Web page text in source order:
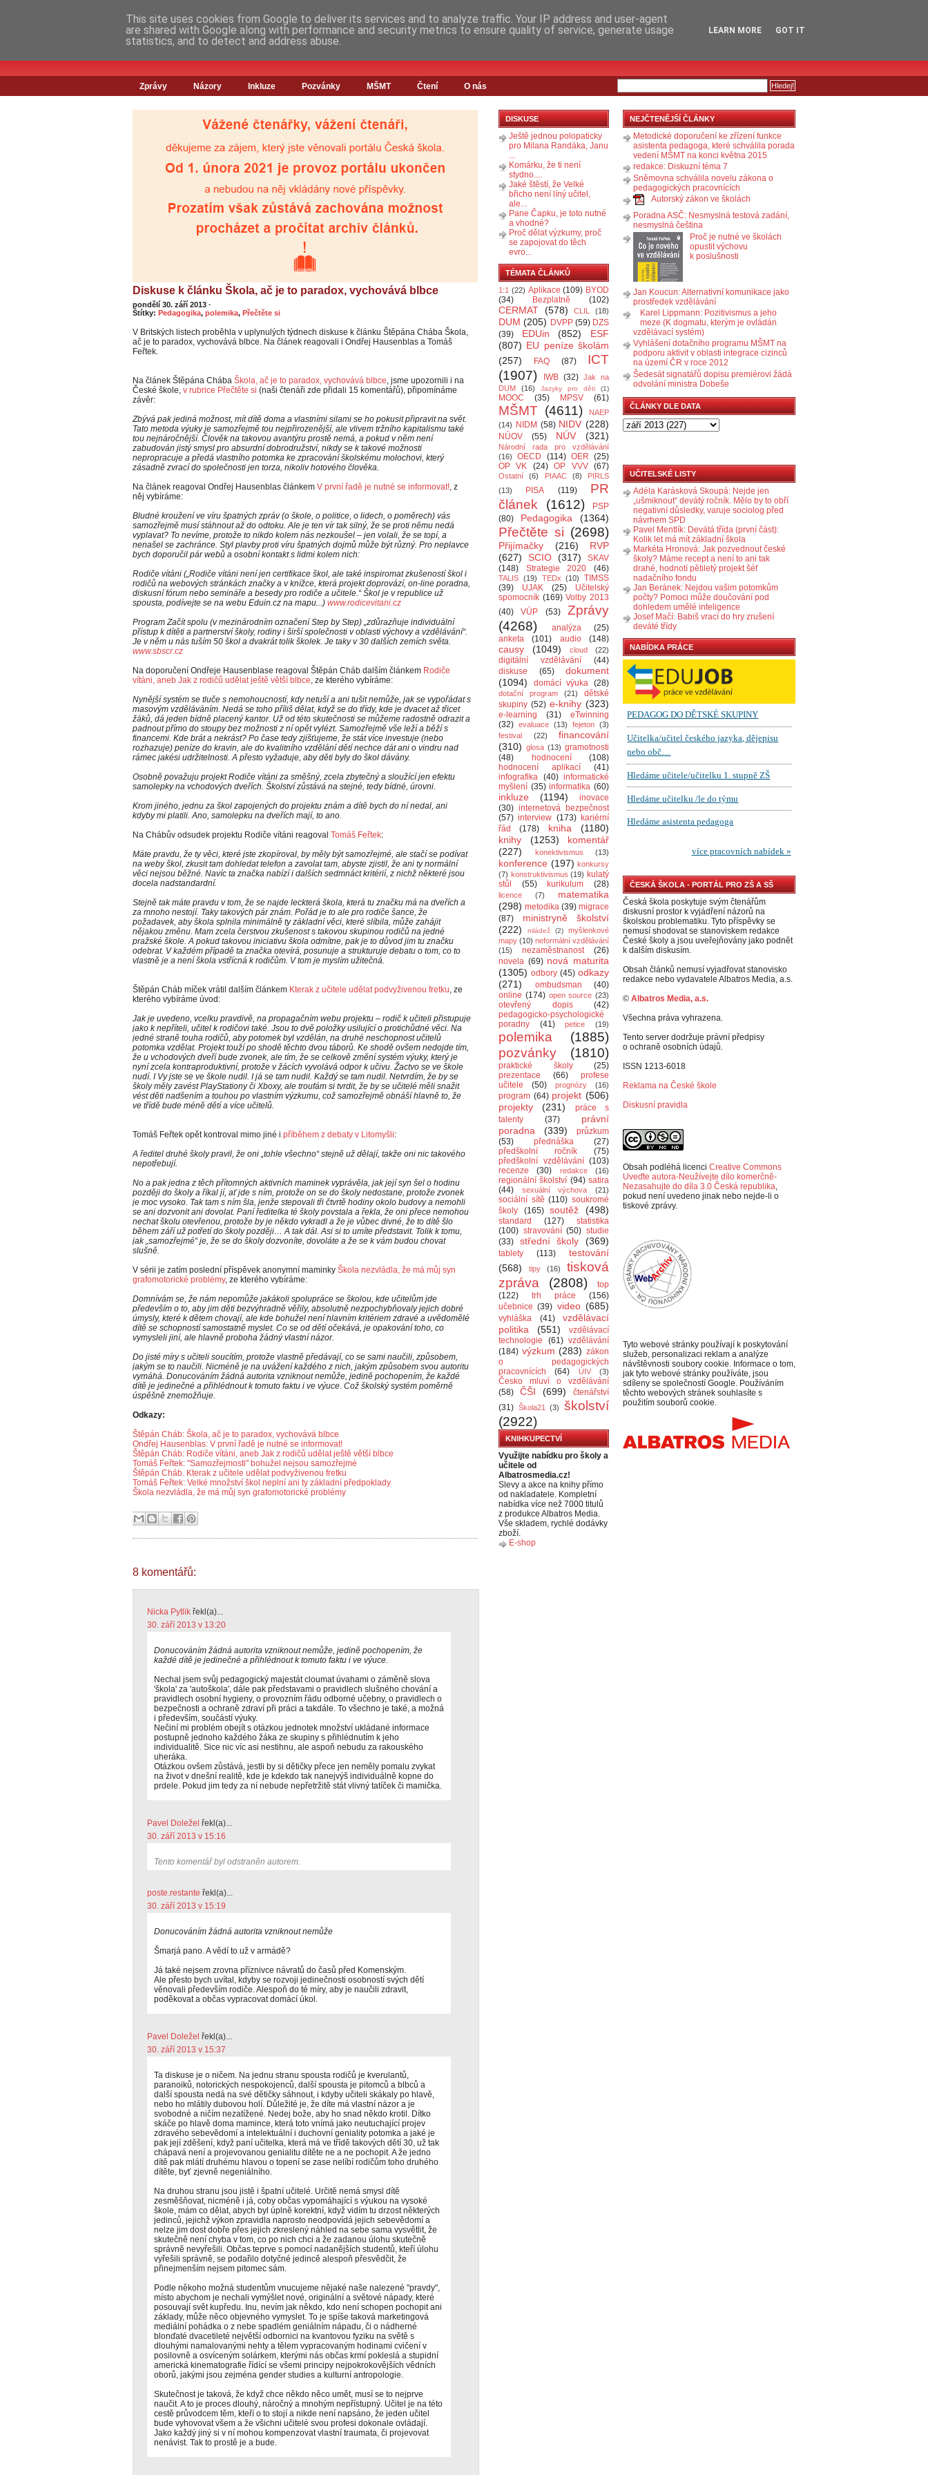
Zprávy Názory Inkluze Pozvánky MŠMT Čtení O nás
Diskuse k článku Škola, ač je to paradox, vychovává blbce
pondělí 30. září 2013 ·
Štítky: Pedagogika, polemika, Přečtěte si
V Britských listech proběhla v uplynulých týdnech diskuse k článku Štěpána Chába Škola,
ač je to paradox, vychovává blbce. Na článek reagovali i Ondřej Hausenblas a Tomáš
Feřtek.
Na článek Štěpána Chába Škola, ač je to paradox, vychovává blbce, jsme upozornili i na
České škole, v rubrice Přečtěte si (naši čtenáři zde přidali 15 komentářů), připomínáme
závěr:
Zbývá pak jediná možnost, mít dítě doma a vlastními silami se ho pokusit připravit na svět.
Tato metoda výuky je samozřejmě tou nejpřirozenější, ale vlivem tržního kapitalismu také
tou nejnáročnější. Člověk na takovou avantýru prostě nemá, a pokud v něm není
zabudován jistý smysl pro absurdní dobrodružství, nikdy se k takové možnosti
nepropracuje a předá vlastního potomka ke zpracování školskému molochovi, který
zásadně zvrací do společnosti jen torza, nikoliv hotového člověka.
Na článek reagoval Ondřej Hausenblas článkem V první řadě je nutné se informovat!, z
něj vybíráme:
Bludné kroužení ve víru špatných zpráv (o škole, o politice, o lidech, o poměrech) vás
samozřejmě musí stáhnout až do odtoku. Ale je ten vír tak silný, že se proti němu nedá
vyplavat? To nevíme, protože to nikdo kolem nás nezkoušel – jen volali, že se topí, a
nenašel se zachránce. Styl plavby proti víru špatných dojmů může být různý. Pro neplavce
bych doporučil pár webů a osobní kontakt s lidmi kolem nich:
Rodiče vítáni („Rodiče vítáni není jen certifikace škol, ale také inspiromat zkušeností škol i
rodičů na webových stránkách značky a v knížce, která projekt doprovází, on-line poradna,
diskusní fórum nebo semináře a besedy pro rodiče a učitele.“ Škol je v republice už
spousta, podívejte se na webu Eduin.cz na mapu...) www.rodicevitani.cz
Program Začít spolu (v mezinárodním označení Step by Step) „zdůrazňuje individuální
přístup k dítěti a partnerství školy, rodiny i širší společnosti v oblasti výchovy a vzdělávání“.
Je v něm u nás tuším 50 škol a dvakrát tolik školek. Je taky v 30 dalších zemích světa.
www.sbscr.cz
Na doporučení Ondřeje Hausenblase reagoval Štěpán Cháb dalším článkem Rodiče
vítáni, aneb Jak z rodičů udělat ještě větší blbce, ze kterého vybíráme:
Nynější systém se tluče s nemohoucností, kdy netuší a ani tušit nemůže, jak se vypořádat s
masovým vzděláváním. Nedá se toho příliš dělat, když se do třídy, kde je dvacet až třicet
žáků, dá jeden bídně placený kantor. Už od této skutečnosti se můžeme radostně odrazit a
padnout přímo do stoupy bez možnosti z ní opět vylézt. Samozřejmě vše leží a běží s
financemi. Kde brát a nekrást? Po čase tedy zjišťujeme, že stát více investuje (nebo
rozhazuje) peníze do kravin, ale do kvalitního vzdělání dětí nechce dát ani o vindru nad
rámec jakési udržitelnosti. A přesto vyžaduje, aby děti byly do škol dávány.
Osobně považuju projekt Rodiče vítáni za směšný, zcela zbytečný a sloužící jen efektu
samolepky na vchodových dveřích. Školství zůstává na stejné, tedy bídné, úrovni.
Krom jiného, jednu za škol zapojených do projektu znám a dítě bych do ní nedal, ani
kdyby mi platili. Ano, samolepku na dveřích mají, to ano.
Na Chábův odsudek projektu Rodiče vítáni reagoval Tomáš Feřtek:
Máte pravdu, že ty věci, které jste zkopíroval, by měly být samozřejmé, ale stačí se podívat
na weby škol, zkusit tam dohledat telefon a zavolat tam, abyste zjistil, že ani ty normální
věci nejsou běžné. Navíc ta značka nabízí i dalších sedmnáct kritérií, z nichž některé jsou
docela nadstandardní.
Stejně tak máte pravdu v tom, že se najde leckterá škola, která tu značku má na dveřích a
za mnoho nestojí. Taky takových pár znám. Pořád je to ale pro rodiče šance, že
požadavek, aby škola splnila minimálně ty základní věci, které slíbila, může zahájit
nějakou změnu. Mam zcela čerstvou zkušenost s takovou skupinou rodičů na jedné
pražské škole. A pokud takovou iniciativu škola odmítne, pak je to důvod jim tu značku
odebrat. V každém případě ta značka otevírá, posunuje a strukturuje debatu o tom, co to
vlastně je a není škola vstřícná k rodičům. V tom je myslím užitečná.
Štěpán Cháb míček vrátil dalším článkem Kterak z učitele udělat podvyživenou fretku, ze
kterého vybíráme úvod:
Jak je uvedeno, vcelku pravdivě, na propagačním webu projektu – rodič k učiteli přistupuje
jako k nepříteli, učitel k rodičovi také. Jsou to dvě položky usilující o protichůdné věci. Na
jedné straně touha rodičů, aby potomek byl vzdělán, na druhé neschopnost učitelů
potomka vzdělat. Projekt touží po shodě těchto dvou táborů. Ke shodě ovšem nedojde tím,
že u vchodových dveří bude zvonek, ale tím, že se celkově změní systém výuky, který je
nyní zcela kontraproduktivní, protože v žácích vyvolává odpor k učivu. Žactvo se ve škole
nudí. I Vy jste se ve škole nudil. I já se tam nudil. Každý se tam nudil. Netvrdím, že by se
školy měly zavést PlayStationy či Xboxy, ale troufám si tvrdit, že by se učitelé měli snažit
vést děti nadšením a touhou po vlastním výzkumu, což samozřejmě obnáší hlavně to, že
ve třídě bude méně dětí a více učitelů.
Tomáš Feřtek opět kontroval mimo jiné i příběhem z debaty v Litomyšli:
A ředitel druhé školy pravil, že oni „tohle všechno“ stejně už dělají, takže oni nic takového
nepotřebují.
No a pak jedna z těch přítomných aktivních maminek vyprávěla, jak její syn šel o hodinu
později do školy a říkal jí, ať jde s ním, protože on se do školy nedostane, protože zvonek
je moc vysoko. Tak tam s ním šla, jenže stepovali tři čtvrtě hodiny okolo budovy a nemohli
se ani dozvonit ani dovolat. Paní ředitelka té školy povstala a řekla, že oni přece nemohou
nechat školu otevřenou, protože by je někdo vykradl a že je vůbec divné, že to dítě šlo
během září už potřetí do školy později… A tak dál. Asi si to umíte představit. Tolik k tomu,
jak „samozřejmé“ je, že se do školy dozvoníte, dovoláte a že se k vám budou chovat
slušně.
V sérii je zatím poslední příspěvek anonymní maminky Škola nezvládla, že má můj syn
grafomotorické problémy, ze kterého vybíráme:
Domnívám se, že nám nepomůže jakákoli spolupráce se školou, kde učitelům jde
především o to, aby jim děti bezvýhradně věřily, absolutně nezpochybňovaly jejich dobré
úmysly, které k dětem chovají, ale kde bohužel není hlavním kritériem zdravé a uvědomělé
dítě se schopností samostatně myslet. Co se od dětí očekává, je opakování toho, co
vymysleli jiní, ale hlavně proboha žádný vlastní názor.
Do jisté míry s učiteli soucítím, protože vlastně předávají, co se sami naučili, způsobem,
jakým se to naučili. Nicméně je na uvážení každého z nich, jakým způsobem svou autoritu
vymáhá. Donucováním žádná autorita vzniknout nemůže, jedině pochopením, že každé
dítě je jedinečné a přihlédnout k tomuto faktu i ve výuce. Což školský systém poměrně
úspěšně znemožňuje.
Odkazy:
Štěpán Cháb: Škola, ač je to paradox, vychovává blbce
Ondřej Hausenblas: V první řadě je nutné se informovat!
Štěpán Cháb: Rodiče vítáni, aneb Jak z rodičů udělat ještě větší blbce
Tomáš Feřtek: "Samozřejmosti" bohužel nejsou samozřejmé
Štěpán Cháb. Kterak z učitele udělat podvyživenou fretku
Tomáš Feřtek: Velké množství škol neplní ani ty základní předpoklady
Škola nezvládla, že má můj syn grafomotorické problémy
8 komentářů:
Nicka Pytlik řekl(a)...
30. září 2013 v 13:20
Donucováním žádná autorita vzniknout nemůže, jedině pochopením, že
každé dítě je jedinečné a přihlédnout k tomuto faktu i ve výuce.
Nechal jsem svůj pedagogický majestát cloumat úvahami o záměně slova
'škola' za 'autoškola', dále pak představami o pravidlech slušného chování a
pravidlech osobní hygieny, o provozním řádu odborné učebny, o pravidlech o
bezpečnosti a ochraně zdraví při práci a takdále. To všechno je také, a možná
i především, součástí výuky.
Nečiní mi problém obejít s otázkou jednotek množství ukládané informace
postupně jednoho každého žáka ze skupiny s přihlédnutím k jeho
individualitě. Sice nic víc asi nestihnu, ale aspoň nebudu za rakouského
uheráka.
Otázkou ovšem zůstává, jestli by si dětičky přece jen neměly pomalu zvykat
na život v dnešní realitě, kde je kdekdo tak nanejvýš individuálně kopne do
prdele. Pokud jim tedy za ní nebude nepřetržitě stát vlivný tatíček či mamička.
Pavel Doležel řekl(a)...
30. září 2013 v 15:16
Tento komentář byl odstraněn autorem.
poste.restante řekl(a)...
30. září 2013 v 15:19
Donucováním žádná autorita vzniknout nemůže
Šmarjá pano. A vědí to už v armádě?
Já také nejsem zrovna příznivce návratů do časů před Komenským.
Ale přesto bych uvítal, kdyby se rozvoji jedinečnosti osobností svých dětí
věnovali především rodiče. Alespoň do té míry, aby je naučili zdravit,
poděkovat a občas vypracovat domácí úkol.
Pavel Doležel řekl(a)...
30. září 2013 v 15:37
Ta diskuse je o ničem. Na jednu stranu spousta rodičů je kverulantů,
paranoiků, notorických nespokojenců, další spousta je pitomců a blbců a
další spousta nedá na své dětičky sáhnout, i kdyby učiteli skákaly po hlavě,
nebo ho mlátily dubovou holí. Důležité je, že díte má vlastní názor a je
svobodné a ničím nezatížené. Nedej bože, aby ho snad někdo krotil. Dítko
skáče po hlavě doma mamince, která toto vnímá jako neutuchající projev
zdravého sebevědomí a intelektuální i duchovní geniality potomka a jaké je
pak její zděšení, když paní učitelka, která má ve třídě takových dětí 30, už tak
chápavá není a projevovanou genialitu dítěte ne a ne pochopit. A že jedno
dítě pak mlátí druhému hlavou o topení se zase nelíbí rodičům toho druhého
dítěte, byť zjevně negeniálního.
Na druhou stranu jsou jistě i špatní učitelé. Určitě nemá smysl dítě
zesměšňovat, nicméně i já, coby občas vypomáhající s výukou na vysoké
škole, mám co dělat, abych byl úplně korektní, když vidím tu drzost některých
jedinců, jejichž výkon zpravidla naprosto neodpovídá jejich sebevědomí a
nelze jim dost dobře přes jejich zkreslený náhled na sebe sama vysvětlit, že
skutečně není chyba v tom, co po nich chci a že zadanou úlohu skutečně
správně nevyřešili. Občas teprve s pomocí nadanějších studentů, kteří úlohu
vyřešili správně, se podařilo dotyčné jedincě alespoň přesvědčit, že
přinejmenším nejsem pitomec sám.
Podle někoho možná studentům vnucujeme nějaké naše nalezené "pravdy",
místo abychom je nechali vymýšlet nové, originální a světové nápady, které
posouvají svět kupředu. Inu, nevím jak někdo, kdo není schopen pochopit ani
základy, může něco objevného vymyslet. To je spíše taková marketingová
mediální pohádka o z nebe spadlém geniálním nápadu, či o nádherné
blonďaté dvacetileté největší odbornici na kvantovou fyziku na světě s
dlouhými namalovanými nehty a tělem vypracovaným hodinami cvičení v
posilovně a osvíceným solárkem, kterými nás občas krmí pokleslá a stupidní
americká kinematografie řídící se všemi principy nejpokrokovějších vědních
oborů, jakými jsou zejména gender studies a kulturní antropologie.
Skutečnost je taková, že když chce někdo něco umět, musí se to nejprve
naučit. A to je proces dlouhý, náročný a mnohým nepřístupný. Učitel je na této
cestě průvodcem těm, kteří o to stojí a nikde není napsáno, že jeden učitel
bude vyhovovat všem a že všichni učitelé svou profesi dokonale ovládají.
Jako každý jiný si v ní mohou kompenzovat vlastní traumata, či projevovat
nenávist. Tak to prostě je a bude.
DISKUSE
Ještě jednou polopaticky
pro Milana Randáka, Janu
...
Komárku, že ti není
stydno....
Jaké štěstí, že Velké
břicho není líný učitel,
ale...
Pane Čapku, je toto nutné
a vhodné?
Proč dělat výzkumy, proč
se zapojovat do těch
evro...
TÉMATA ČLÁNKŮ
1:1 (22) Aplikace (109) BYOD
(34)
Bezplatně (102)
CERMAT (578) CLIL (18)
DUM (205) DVPP (59) DZS
(39)
EDUin (852)
ESF
(807) EU peníze školám
(257)
FAQ (87)
ICT
(1907)
IWB (32) Jak na
DUM
(16) Jazyky pro děti (1)
MOOC (35) MPSV (61)
MŠMT (4611)
NAEP
(14)
NIDM (58) NIDV (228)
NÚOV (55) NÚV (321)
Národní rada pro vzdělávání
(16)
OECD (114) OER (25)
OP VK
(24) OP VVV (67)
Ostatní (6) PIAAC (8)
PIRLS
(13)
PISA (119)
PR
článek
(1612)
PSP
(80)
Pedagogika (1364)
Přečtěte si (2698)
Přijímačky (216)
RVP
(627)
SCIO (317)
SKAV
(148)
Strategie 2020 (46)
TALIS (19) TEDx (10)
TIMSS
(39)
UJAK (25)
Učitelský
spomocník (169) Volby 2013
(40)
VÚP (53)
Zprávy
(4268)
analýza
(25)
anketa
(101) audio (148)
causy (1049) cloud (22)
digitální vzdělávání
(44)
diskuse
(65)
dokument
(1094)
domácí výuka (28)
dotační program (21)
dětské
skupiny (52) e-knihy (323)
e-learning (31)
eTwinning
(32) evaluace (13) fejeton (3)
festival
(22)
financování
(310) glosa (13) gramotnosti
(48)
hodnocení
(108)
hodnocení aplikací
(41)
infografika (40) informatické
myšlení (35) informatika (60)
inkluze (1194)
inovace
(30) internetová bezpečnost
(57) interview (173) kariérní
řád
(178) kniha
(1180)
knihy
(1253)
komentář
(227)
konektivismus (13)
konference (197) konkursy
(7) konstruktivismus (19) kulatý
stůl
(55) kurikulum (28)
licence (7)
matematika
(298) metodika (39) migrace
(87)
ministryně školství
(222)
mládež (2)
myšlenkové
mapy (10) neformální vzdělávání
(15)
nezaměstnanost
(26)
novela (69) nová maturita
(1305) odbory (45) odkazy
(271)
ombudsman
(40)
online (174) open source (23)
otevřený dopis
(42)
pedagogicko-psychologické
poradny
(41) petice (19)
polemika
(1885)
pozvánky
(1810)
praktické školy
(25)
prezentace
(66)
profese
učitele
(50) prognózy (16)
program (64) projekt (506)
projekty
(231)
práce s
talenty
(37)
právní
poradna
(339)
průzkum
(53)
přednáška
(27)
předškolní ročník
(75)
předškolní vzdělávání (103)
recenze
(30) redakce (16)
regionální školství (94) satira
(44)
sexuální výchova (21)
sociální sítě (110) soukromé
školy
(165) soutěž (498)
standard (127)
statistika
(100) stravování (50) studie
(33)
střední školy (369)
tablety (113)
testování
(568)
tipy (16)
tisková
zpráva
(2808)
top
(122)
trh práce
(156)
učebnice (39) video (685)
vyhláška (41)
vzdělávací
politika
(551)
vzdělávací
technologie
(61) vzdělávání
(184) výzkum (283) zákon
o pedagogických
pracovnících
(64) ÚIV (3)
Česko mluví o vzdělávání
(58)
ČŠI (699)
čtenářství
(31) Škola21 (3)
školství
(2922)
KNIHKUPECTVÍ
Využijte nabídku pro školy a
učitele od
Albatrosmedia.cz!
Slevy a akce na knihy přímo
od nakladatele. Kompletní
nabídka více než 7000 titulů
z produkce Albatros Media.
Vše skladem, rychlé dodávky
zboží.
E-shop
NEJČTENĚJŠÍ ČLÁNKY
Metodické doporučení ke zřízení funkce
asistenta pedagoga, které schválila porada
vedení MŠMT na konci května 2015
redakce: Diskuzní téma 7
Sněmovna schválila novelu zákona o
pedagogických pracovnících
Autorský zákon ve školách
Poradna ASČ: Nesmyslná testová zadání,
nesmyslná čeština
Proč je nutné ve školách
opustit výchovu
k poslušnosti
Jan Koucun: Alternativní komunikace jako
prostředek vzdělávání
Karel Lippmann: Pozitivismus a jeho
meze (K dogmatu, kterým je ovládán
vzdělávací systém)
Vyhlášení dotačního programu MŠMT na
podporu aktivit v oblasti integrace cizinců
na území ČR v roce 2012
Šedesát signatářů dopisu premiérovi žádá
odvolání ministra Dobeše
ČLÁNKY DLE DATA
UČITELSKÉ LISTY
Adéla Karásková Skoupá: Nejde jen
„ušmiknout“ devátý ročník. Mělo by to obří
negativní důsledky, varuje sociolog před
návrhem SPD
Pavel Mentlík: Devátá třída (první část):
Kolik let má mít základní škola
Markéta Hronová: Jak pozvednout české
školy? Máme recept a není to ani tak
drahé, hodnotí pětiletý projekt šéf
nadačního fondu
Jan Beránek: Nejdou vašim potomkům
počty? Pomoci může doučování pod
dohledem umělé inteligence
Josef Mačí: Babiš vrací do hry zrušení
deváté třídy
NABÍDKA PRÁCE
ČESKÁ ŠKOLA - PORTÁL PRO ZŠ A SŠ
Česká škola poskytuje svým čtenářům
diskusní prostor k vyjádření názorů na
školskou problematiku. Tyto příspěvky se
nemusí shodovat se stanoviskem redakce
České školy a jsou uveřejňovány jako podnět
k dalším diskusím.
Obsah článků nemusí vyjadřovat stanovisko
redakce nebo vydavatele Albatros Media, a.s.
© Albatros Media, a.s.
Všechna práva vyhrazena.
Tento server dodržuje právní předpisy
o ochraně osobních údajů.
ISSN 1213-6018
Reklama na České škole
Diskusní pravidla
Obsah podléhá licenci Creative Commons
Uveďte autora-Neužívejte dílo komerčně-
Nezasahujte do díla 3.0 Česká republika,
pokud není uvedeno jinak nebo nejde-li o
tiskové zprávy.
Tyto webové stránky používají k poskytování
služeb, personalizaci reklam a analýze
návštěvnosti soubory cookie. Informace o tom,
jak tyto webové stránky používáte, jsou
sdíleny se společností Google. Používáním
těchto webových stránek souhlasíte s
použitím souborů cookie.
This site uses cookies from Google to deliver its services and to analyze traffic. Your IP address and user-agent
are shared with Google along with performance and security metrics to ensure quality of service, generate usage
statistics, and to detect and address abuse.
LEARN MORE GOT IT